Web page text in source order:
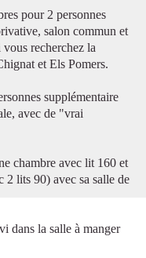
pour 2 personnes
salon commun et
recherchez la
et Els Pomers.
supplémentaire
avec de "vrai
chambre avec lit 160 et
2 lits 90) avec sa salle de
dans la salle à manger